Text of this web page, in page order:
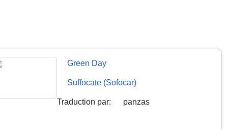
Green Day
Suffocate (Sofocar)
Traduction par: panzas